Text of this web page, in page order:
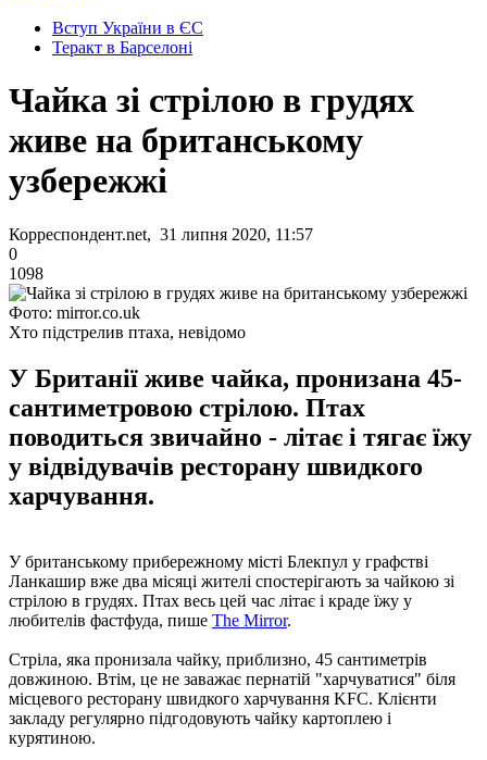
Вступ України в ЄС
Теракт в Барселоні
Чайка зі стрілою в грудях
живе на британському
узбережжі
Корреспондент.net, 31 липня 2020, 11:57
0
1098
Фото: mirror.co.uk
Хто підстрелив птаха, невідомо
У Британії живе чайка, пронизана 45-
сантиметровою стрілою. Птах
поводиться звичайно - літає і тягає їжу
у відвідувачів ресторану швидкого
харчування.
У британському прибережному місті Блекпул у графстві
Ланкашир вже два місяці жителі спостерігають за чайкою зі
стрілою в грудях. Птах весь цей час літає і краде їжу у
любителів фастфуда, пише The Mirror.
Стріла, яка пронизала чайку, приблизно, 45 сантиметрів
довжиною. Втім, це не заважає пернатій "харчуватися" біля
місцевого ресторану швидкого харчування KFC. Клієнти
закладу регулярно підгодовують чайку картоплею і
курятиною.